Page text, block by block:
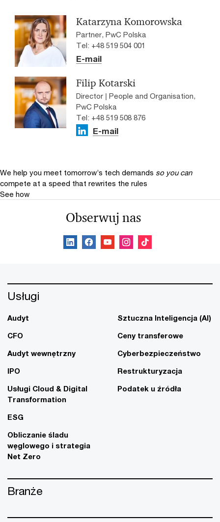
podatnika stąd nie zastąpią konsultacji z
doradcą podatkowym.
Katarzyna Komorowska
Partner, PwC Polska
Tel: +48 519 504 001
E-mail
Filip Kotarski
Director | People and Organisation,
PwC Polska
Tel: +48 519 508 876
E-mail
We help you meet tomorrow’s tech demands so you can
compete at a speed that rewrites the rules
See how
Obserwuj nas
Usługi
Audyt
CFO
Audyt wewnętrzny
IPO
Usługi Cloud & Digital
Transformation
ESG
Obliczanie śladu
węglowego i strategia
Net Zero
Sztuczna Inteligencja (AI)
Ceny transferowe
Cyberbezpieczeństwo
Restrukturyzacja
Podatek u źródła
Branże